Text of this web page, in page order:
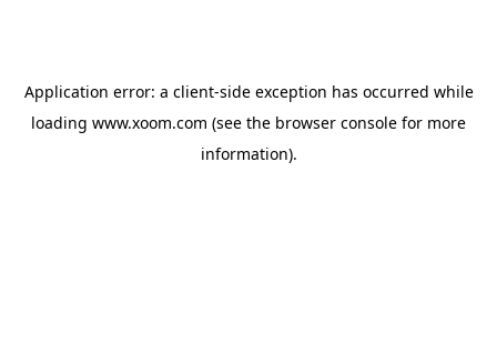
Application error: a client-side exception has occurred while
loading www.xoom.com (see the browser console for more
information).